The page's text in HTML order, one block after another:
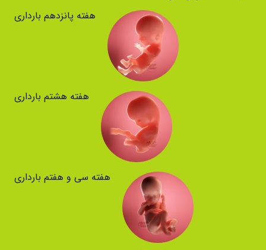
هفته پانزدهم بارداری
هفته هشتم بارداری
هفته سی و هفتم بارداری